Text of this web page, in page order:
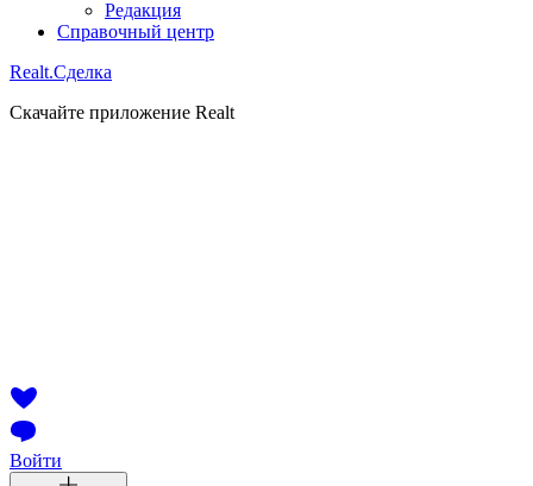
Редакция
Справочный центр
Realt.Сделка
Скачайте приложение Realt
Войти